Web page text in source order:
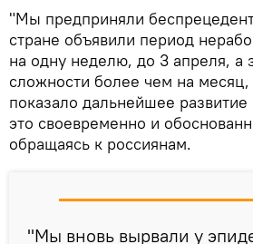
"Мы предприняли
стране объявили период
на одну неделю, до 3 апреля, а
сложности более чем на месяц,
показало дальнейшее развитие
это своевременно и
обращаясь к россиянам.
"Мы вновь вырвали у